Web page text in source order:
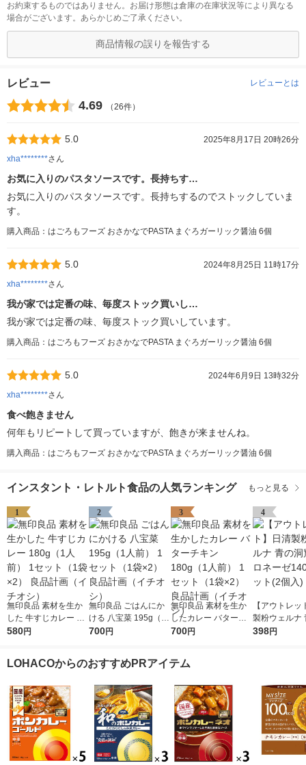
お約束するものではありません。お届け形態は倉庫の在庫状況等により異なる
場合がございます。あらかじめご了承ください。
商品情報の誤りを報告する
レビュー レビューとは
4.69 （26件）
5.0
2025年8月17日 20時26分
xha********さん
お気に入りのパスタソースです。長持ちす…
お気に入りのパスタソースです。長持ちするのでストックしていま
す。
購入商品：はごろもフーズ おさかなでPASTA まぐろガーリック醤油 6個
5.0
2024年8月25日 11時17分
xha********さん
我が家では定番の味、毎度ストック買いし…
我が家では定番の味、毎度ストック買いしています。
購入商品：はごろもフーズ おさかなでPASTA まぐろガーリック醤油 6個
5.0
2024年6月9日 13時32分
xha********さん
食べ飽きません
何年もリピートして買っていますが、飽きが来ませんね。
購入商品：はごろもフーズ おさかなでPASTA まぐろガーリック醤油 6個
インスタント・レトルト食品の人気ランキング もっと見る
1
無印良品 素材を生か
した 牛すじカレー 18
0g（1人前） 1セット
580円
2
無印良品 ごはんにか
ける 八宝菜 195g（1
人前） 1セット（1袋×
700円
3
無印良品 素材を生か
したカレー バターチ
キン 180g（1人前） 1
700円
4
【アウトレッ
製粉ウェルナ
窟 ボロネー
398円
LOHACOからのおすすめPRアイテム